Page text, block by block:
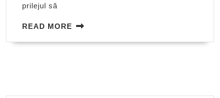
prilejul să
READ MORE READ